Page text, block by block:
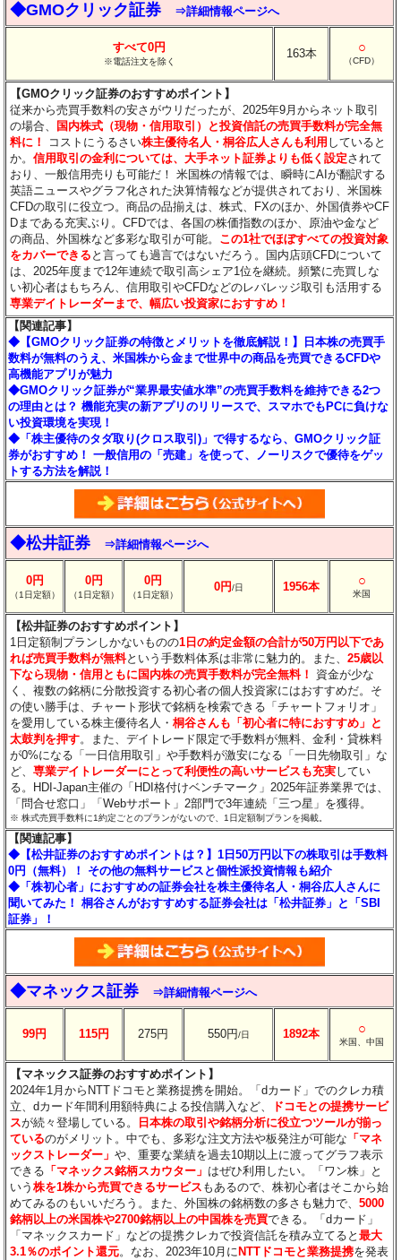
◆GMOクリック証券 ⇒詳細情報ページへ
すべて0円
※電話注文を除く
163本 ○
（CFD）
【GMOクリック証券のおすすめポイント】
従来から売買手数料の安さがウリだったが、2025年9月からネット取引
の場合、
国内株式（現物・信用取引）と投資信託の売買手数料が完全無
料に！
コストにうるさい株主優待名人・桐谷広人さんも利用 していると
か。信用取引の金利については、大手ネット証券よりも低く設定されて
おり、一般信用売りも可能だ！ 米国株の情報では、瞬時にAIが翻訳する
英語ニュースやグラフ化された決算情報などが提供されており、米国株
CFDの取引に役立つ。商品の品揃えは、株式、FXのほか、外国債券やCF
Dまである充実ぶり。CFDでは、各国の株価指数のほか、原油や金など
の商品、外国株など多彩な取引が可能。 この1社でほぼすべての投資対象
をカバーできる と言っても過言ではないだろう。国内店頭CFDについて
は、2025年度まで12年連続で取引高シェア1位を継続。頻繁に売買しな
い初心者はもちろん、信用取引やCFDなどのレバレッジ取引も活用する
専業デイトレーダーまで、幅広い投資家におすすめ！
【関連記事】
◆【GMOクリック証券の特徴とメリットを徹底解説！】日本株の売買手
数料が無料のうえ、米国株から金まで世界中の商品を売買できるCFDや
高機能アプリが魅力
◆GMOクリック証券が“業界最安値水準”の売買手数料を維持できる2つ
の理由とは？ 機能充実の新アプリのリリースで、スマホでもPCに負けな
い投資環境を実現！
◆「株主優待のタダ取り(クロス取引)」で得するなら、GMOクリック証
券がおすすめ！ 一般信用の「売建」を使って、ノーリスクで優待をゲッ
トする方法を解説！
◆松井証券 ⇒詳細情報ページへ
0円
（1日定額）
0円
（1日定額）
0円
（1日定額）
0円/日 1956本 ○
米国
【松井証券のおすすめポイント】
1日定額制プランしかないものの1日の約定金額の合計が50万円以下であ
れば売買手数料が無料という手数料体系は非常に魅力的。また、25歳以
下なら現物・信用ともに国内株の売買手数料が完全無料！
資金が少な
く、複数の銘柄に分散投資する初心者の個人投資家にはおすすめだ。そ
の使い勝手は、チャート形状で銘柄を検索できる「チャートフォリオ」
を愛用している株主優待名人・桐谷さんも「初心者に特におすすめ」と
太鼓判を押す。また、デイトレード限定で手数料が無料、金利・貸株料
が0%になる「一日信用取引」や手数料が激安になる「一日先物取引」な
ど、専業デイトレーダーにとって利便性の高いサービスも充実してい
る。HDI-Japan主催の「HDI格付けベンチマーク」2025年証券業界では、
「問合せ窓口」「Webサポート」2部門で3年連続「三つ星」を獲得。
※ 株式売買手数料に1約定ごとのプランがないので、1日定額制プランを掲載。
【関連記事】
◆【松井証券のおすすめポイントは？】1日50万円以下の株取引は手数料
0円（無料）！ その他の無料サービスと個性派投資情報も紹介
◆「株初心者」におすすめの証券会社を株主優待名人・桐谷広人さんに
聞いてみた！ 桐谷さんがおすすめする証券会社は「松井証券」と「SBI
証券」！
◆マネックス証券 ⇒詳細情報ページへ
99円 115円 275円 550円/日 1892本 ○
米国、中国
【マネックス証券のおすすめポイント】
2024年1月からNTTドコモと業務提携を開始。「dカード」でのクレカ積
立、dカード年間利用額特典による投信購入など、
ドコモとの提携サービ
スが続々登場している。
日本株の取引や銘柄分析に役立つツールが揃っ
ているのがメリット。中でも、多彩な注文方法や板発注が可能な 「マネ
ックストレーダー」や、重要な業績を過去10期以上に渡ってグラフ表示
できる 「マネックス銘柄スカウター」 はぜひ利用したい。「ワン株」と
いう株を1株から売買できるサービス もあるので、株初心者はそこから始
めてみるのもいいだろう。また、外国株の銘柄数の多さも魅力で、5000
銘柄以上の米国株や2700銘柄以上の中国株を売買できる。「dカード」
「マネックスカード」などの提携クレカで投資信託を積み立てると最大
3.1％のポイント還元。なお、2023年10月に NTTドコモと業務提携を発表